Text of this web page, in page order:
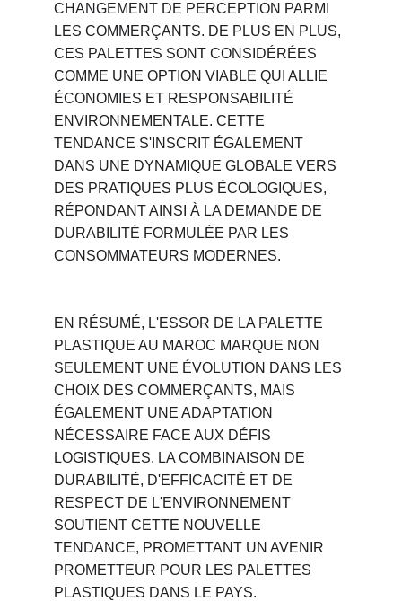
CHANGEMENT DE PERCEPTION PARMI
LES COMMERÇANTS. DE PLUS EN PLUS,
CES PALETTES SONT CONSIDÉRÉES
COMME UNE OPTION VIABLE QUI ALLIE
ÉCONOMIES ET RESPONSABILITÉ
ENVIRONNEMENTALE. CETTE
TENDANCE S'INSCRIT ÉGALEMENT
DANS UNE DYNAMIQUE GLOBALE VERS
DES PRATIQUES PLUS ÉCOLOGIQUES,
RÉPONDANT AINSI À LA DEMANDE DE
DURABILITÉ FORMULÉE PAR LES
CONSOMMATEURS MODERNES.
EN RÉSUMÉ, L'ESSOR DE LA PALETTE
PLASTIQUE AU MAROC MARQUE NON
SEULEMENT UNE ÉVOLUTION DANS LES
CHOIX DES COMMERÇANTS, MAIS
ÉGALEMENT UNE ADAPTATION
NÉCESSAIRE FACE AUX DÉFIS
LOGISTIQUES. LA COMBINAISON DE
DURABILITÉ, D'EFFICACITÉ ET DE
RESPECT DE L'ENVIRONNEMENT
SOUTIENT CETTE NOUVELLE
TENDANCE, PROMETTANT UN AVENIR
PROMETTEUR POUR LES PALETTES
PLASTIQUES DANS LE PAYS.